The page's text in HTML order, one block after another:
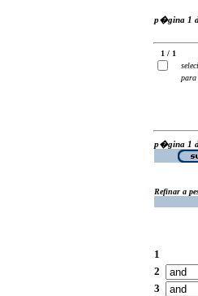
p�gina 1
1 / 1
p�gina 1
Refinar a
1
2
3